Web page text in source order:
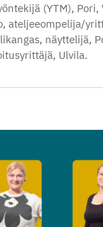
(YTM), Pori,
ateljeeompelija/
näyttelijä,
Ulvila.